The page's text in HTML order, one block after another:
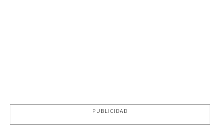
PUBLICIDAD